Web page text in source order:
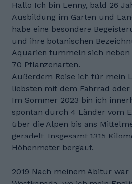
Hallo Ich bin Lenny, bald 26
Ausbildung im Garten und
habe eine besondere
und ihre botanischen
Aquarien tummeln sich neben
70 Pflanzenarten.
Außerdem Reise ich für mein
liebsten mit dem Fahrrad oder
Im Sommer 2023 bin ich
spontan durch 4 Länder vom
über die Alpen bis ans
geradelt. Insgesamt 1315
Höhenmeter bergauf.
2019 Nach meinem Abitur war